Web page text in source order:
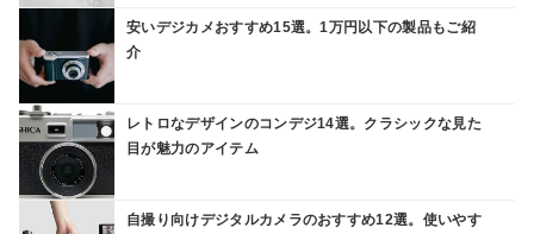
安いデジカメおすすめ15選。1万円以下の製品もご紹
介
レトロなデザインのコンデジ14選。クラシックな見た
目が魅力のアイテム
自撮り向けデジタルカメラのおすすめ12選。使いやす